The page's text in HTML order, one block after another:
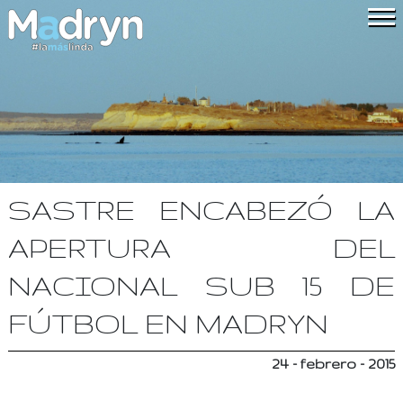
SASTRE ENCABEZÓ LA
APERTURA DEL
NACIONAL SUB 15 DE
FÚTBOL EN MADRYN
24 - febrero - 2015